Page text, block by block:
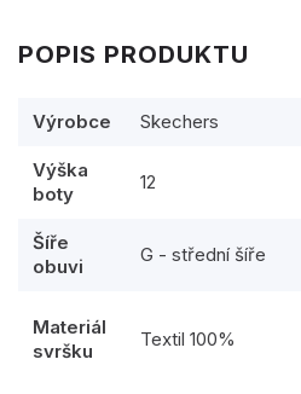
POPIS PRODUKTU
Výrobce Skechers
Výška
boty
12
Šíře
obuvi
G - střední šíře
Materiál
svršku
Textil 100%